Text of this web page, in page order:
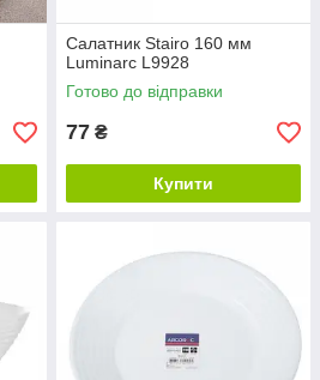
Салатник Stairo 160 мм
Luminarc L9928
Готово до відправки
77 ₴
Купити